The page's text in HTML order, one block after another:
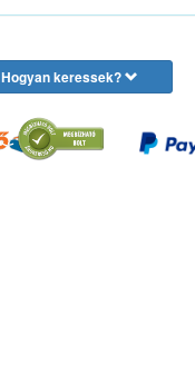
Hogyan keressek?